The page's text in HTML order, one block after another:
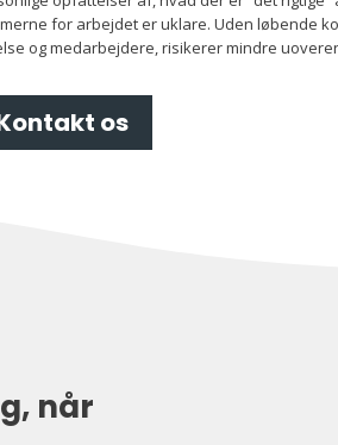
for arbejdet er uklare. Uden løbende
og medarbejdere, risikerer mindre
os
når